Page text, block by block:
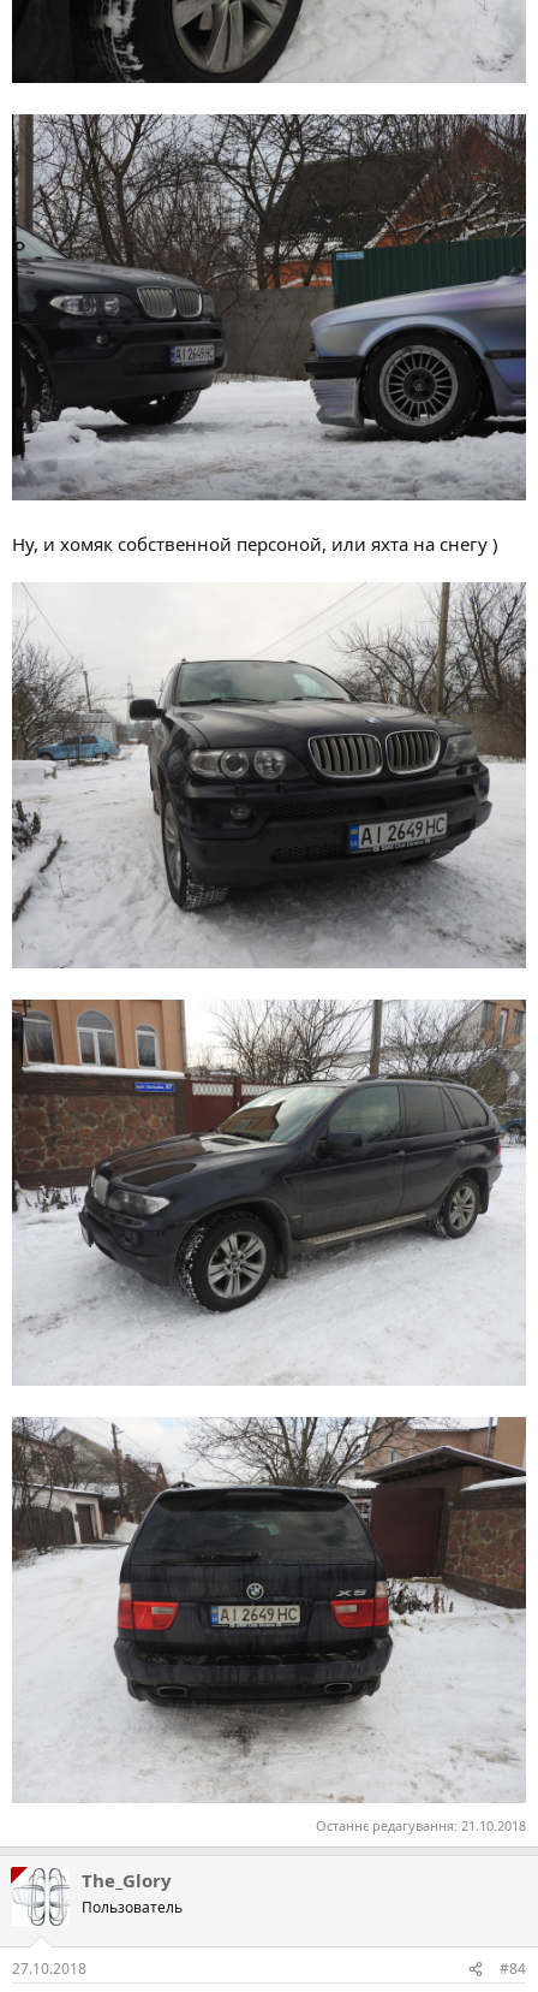
Ну, и хомяк собственной персоной, или яхта на снегу )
Останнє редагування: 21.10.2018
The_Glory
Пользователь
27.10.2018 #84